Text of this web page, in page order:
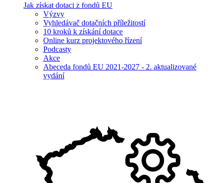
Jak získat dotaci z fondů EU
Výzvy
Vyhledávač dotačních příležitostí
10 kroků k získání dotace
Online kurz projektového řízení
Podcasty
Akce
Abeceda fondů EU 2021-2027 - 2. aktualizované
vydání